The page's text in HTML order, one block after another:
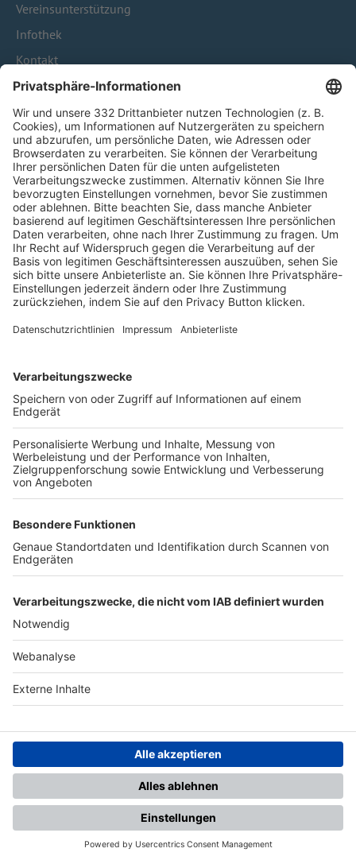
Vereinsunterstützung
Infothek
Kontakt
HÄUFIG BESUCHTE SEITEN
Pässe und Vereinswechsel
Trainerausbildung
Schulungsangebot Vereinsmitarbeiter
BFV-Geschäftsstellen
Trainerbörse
Login SpielPlus
FOLGE DEM BFV
TOP-VEREINE
TOP-PARTNER
Nutzungsbedingungen Datenschutz Impressum